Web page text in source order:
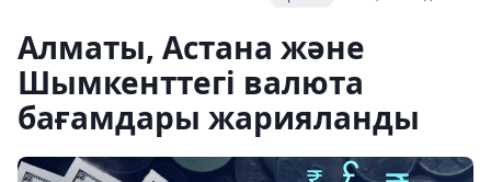
Алматы, Астана және
Шымкенттегі валюта
бағамдары жарияланды